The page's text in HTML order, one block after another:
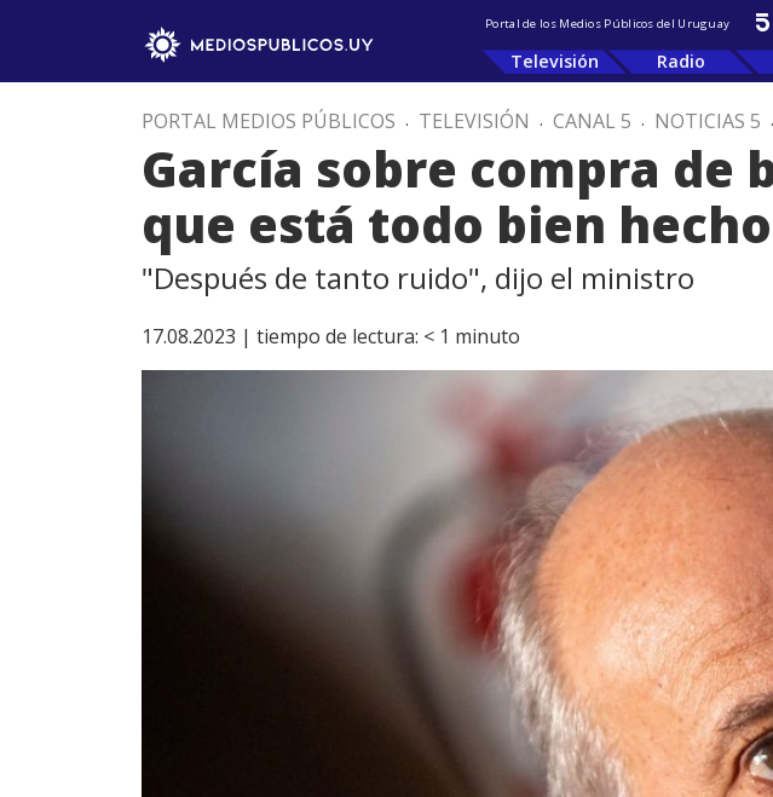
Portal de los Medios Públicos del Uruguay
Televisión Radio
PORTAL MEDIOS PÚBLICOS . TELEVISIÓN . CANAL 5 . NOTICIAS 5 .
García sobre compra de
que está todo bien hecho
"Después de tanto ruido", dijo el ministro
17.08.2023 | tiempo de lectura: < 1 minuto